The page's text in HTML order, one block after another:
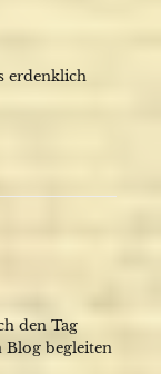
erdenklich
den Tag
Blog begleiten